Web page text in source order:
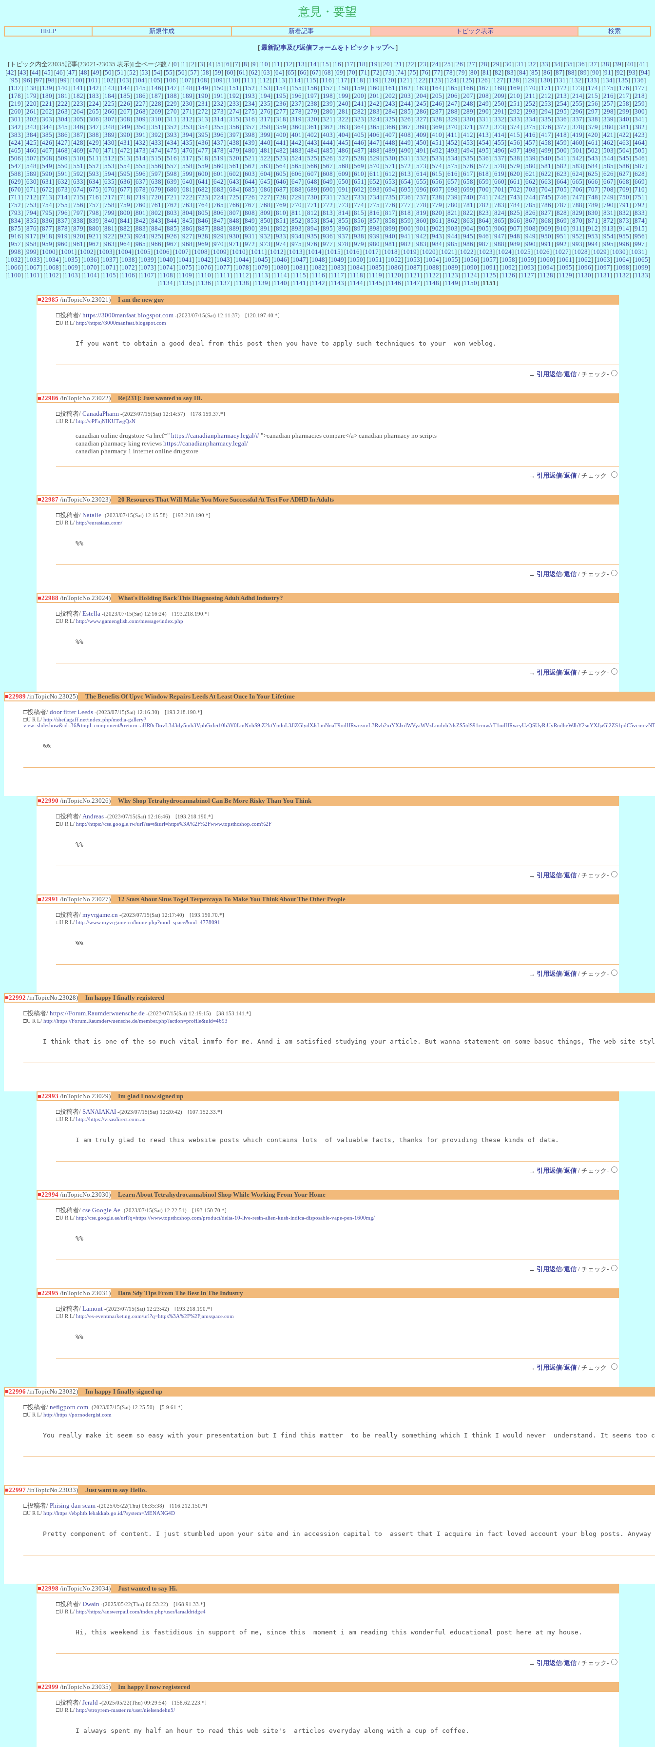
意見・要望
HELP 新規作成 新着記事 トピック表示 検索
[最新記事及び返信フォームをトピックトップへ]
[トピック内全23035記事(23021-23035 表示)] 全ページ数 / [0] [1 ] [2] [3] [4] [5] [6] [7] [8] [9] [10] [11 ] [12] [13] [14] [15] [16] [17] [18] [19] [20] [21 ] [22] [23] [24] [25] [26] [27] [28] [29] [30] [31 ] [32] [33] [34] [35] [36] [37] [38] [39] [40] [41 ]
[42] [43] [44] [45] [46] [47] [48] [49] [50] [51 ] [52] [53] [54] [55] [56] [57] [58] [59] [60] [61 ] [62] [63] [64] [65] [66] [67] [68] [69] [70] [71 ] [72] [73] [74] [75] [76] [77] [78] [79] [80] [81 ] [82] [83] [84] [85] [86] [87] [88] [89] [90] [91 ] [92] [93] [94]
[95] [96] [97] [98] [99] [100] [101 ] [102] [103] [104] [105] [106] [107] [108] [109] [110] [111 ] [112] [113] [114] [115] [116] [117] [118] [119] [120] [121 ] [122] [123] [124] [125] [126] [127] [128] [129] [130] [131 ] [132] [133] [134] [135] [136]
[137] [138] [139] [140] [141 ] [142] [143] [144] [145] [146] [147] [148] [149] [150] [151 ] [152] [153] [154] [155] [156] [157] [158] [159] [160] [161 ] [162] [163] [164] [165] [166] [167] [168] [169] [170] [171 ] [172] [173] [174] [175] [176] [177]
[178] [179] [180] [181 ] [182] [183] [184] [185] [186] [187] [188] [189] [190] [191 ] [192] [193] [194] [195] [196] [197] [198] [199] [200] [201 ] [202] [203] [204] [205] [206] [207] [208] [209] [210] [211 ] [212] [213] [214] [215] [216] [217] [218]
[219] [220] [221 ] [222] [223] [224] [225] [226] [227] [228] [229] [230] [231 ] [232] [233] [234] [235] [236] [237] [238] [239] [240] [241 ] [242] [243] [244] [245] [246] [247] [248] [249] [250] [251 ] [252] [253] [254] [255] [256] [257] [258] [259]
[260] [261 ] [262] [263] [264] [265] [266] [267] [268] [269] [270] [271 ] [272] [273] [274] [275] [276] [277] [278] [279] [280] [281 ] [282] [283] [284] [285] [286] [287] [288] [289] [290] [291 ] [292] [293] [294] [295] [296] [297] [298] [299] [300]
[301 ] [302] [303] [304] [305] [306] [307] [308] [309] [310] [311 ] [312] [313] [314] [315] [316] [317] [318] [319] [320] [321 ] [322] [323] [324] [325] [326] [327] [328] [329] [330] [331 ] [332] [333] [334] [335] [336] [337] [338] [339] [340] [341 ]
[342] [343] [344] [345] [346] [347] [348] [349] [350] [351 ] [352] [353] [354] [355] [356] [357] [358] [359] [360] [361 ] [362] [363] [364] [365] [366] [367] [368] [369] [370] [371 ] [372] [373] [374] [375] [376] [377] [378] [379] [380] [381 ] [382]
[383] [384] [385] [386] [387] [388] [389] [390] [391 ] [392] [393] [394] [395] [396] [397] [398] [399] [400] [401 ] [402] [403] [404] [405] [406] [407] [408] [409] [410] [411 ] [412] [413] [414] [415] [416] [417] [418] [419] [420] [421 ] [422] [423]
[424] [425] [426] [427] [428] [429] [430] [431 ] [432] [433] [434] [435] [436] [437] [438] [439] [440] [441 ] [442] [443] [444] [445] [446] [447] [448] [449] [450] [451 ] [452] [453] [454] [455] [456] [457] [458] [459] [460] [461 ] [462] [463] [464]
[465] [466] [467] [468] [469] [470] [471 ] [472] [473] [474] [475] [476] [477] [478] [479] [480] [481 ] [482] [483] [484] [485] [486] [487] [488] [489] [490] [491 ] [492] [493] [494] [495] [496] [497] [498] [499] [500] [501 ] [502] [503] [504] [505]
[506] [507] [508] [509] [510] [511 ] [512] [513] [514] [515] [516] [517] [518] [519] [520] [521 ] [522] [523] [524] [525] [526] [527] [528] [529] [530] [531 ] [532] [533] [534] [535] [536] [537] [538] [539] [540] [541 ] [542] [543] [544] [545] [546]
[547] [548] [549] [550] [551 ] [552] [553] [554] [555] [556] [557] [558] [559] [560] [561 ] [562] [563] [564] [565] [566] [567] [568] [569] [570] [571 ] [572] [573] [574] [575] [576] [577] [578] [579] [580] [581 ] [582] [583] [584] [585] [586] [587]
[588] [589] [590] [591 ] [592] [593] [594] [595] [596] [597] [598] [599] [600] [601 ] [602] [603] [604] [605] [606] [607] [608] [609] [610] [611 ] [612] [613] [614] [615] [616] [617] [618] [619] [620] [621 ] [622] [623] [624] [625] [626] [627] [628]
[629] [630] [631 ] [632] [633] [634] [635] [636] [637] [638] [639] [640] [641 ] [642] [643] [644] [645] [646] [647] [648] [649] [650] [651 ] [652] [653] [654] [655] [656] [657] [658] [659] [660] [661 ] [662] [663] [664] [665] [666] [667] [668] [669]
[670] [671 ] [672] [673] [674] [675] [676] [677] [678] [679] [680] [681 ] [682] [683] [684] [685] [686] [687] [688] [689] [690] [691 ] [692] [693] [694] [695] [696] [697] [698] [699] [700] [701 ] [702] [703] [704] [705] [706] [707] [708] [709] [710]
[711 ] [712] [713] [714] [715] [716] [717] [718] [719] [720] [721 ] [722] [723] [724] [725] [726] [727] [728] [729] [730] [731 ] [732] [733] [734] [735] [736] [737] [738] [739] [740] [741 ] [742] [743] [744] [745] [746] [747] [748] [749] [750] [751 ]
[752] [753] [754] [755] [756] [757] [758] [759] [760] [761 ] [762] [763] [764] [765] [766] [767] [768] [769] [770] [771 ] [772] [773] [774] [775] [776] [777] [778] [779] [780] [781 ] [782] [783] [784] [785] [786] [787] [788] [789] [790] [791 ] [792]
[793] [794] [795] [796] [797] [798] [799] [800] [801 ] [802] [803] [804] [805] [806] [807] [808] [809] [810] [811 ] [812] [813] [814] [815] [816] [817] [818] [819] [820] [821 ] [822] [823] [824] [825] [826] [827] [828] [829] [830] [831 ] [832] [833]
[834] [835] [836] [837] [838] [839] [840] [841 ] [842] [843] [844] [845] [846] [847] [848] [849] [850] [851 ] [852] [853] [854] [855] [856] [857] [858] [859] [860] [861 ] [862] [863] [864] [865] [866] [867] [868] [869] [870] [871 ] [872] [873] [874]
[875] [876] [877] [878] [879] [880] [881 ] [882] [883] [884] [885] [886] [887] [888] [889] [890] [891 ] [892] [893] [894] [895] [896] [897] [898] [899] [900] [901 ] [902] [903] [904] [905] [906] [907] [908] [909] [910] [911 ] [912] [913] [914] [915]
[916] [917] [918] [919] [920] [921 ] [922] [923] [924] [925] [926] [927] [928] [929] [930] [931 ] [932] [933] [934] [935] [936] [937] [938] [939] [940] [941 ] [942] [943] [944] [945] [946] [947] [948] [949] [950] [951 ] [952] [953] [954] [955] [956]
[957] [958] [959] [960] [961 ] [962] [963] [964] [965] [966] [967] [968] [969] [970] [971 ] [972] [973] [974] [975] [976] [977] [978] [979] [980] [981 ] [982] [983] [984] [985] [986] [987] [988] [989] [990] [991 ] [992] [993] [994] [995] [996] [997]
[998] [999] [1000] [1001 ] [1002] [1003] [1004] [1005] [1006] [1007] [1008] [1009] [1010] [1011 ] [1012] [1013] [1014] [1015] [1016] [1017] [1018] [1019] [1020] [1021 ] [1022] [1023] [1024] [1025] [1026] [1027] [1028] [1029] [1030] [1031 ]
[1032] [1033] [1034] [1035] [1036] [1037] [1038] [1039] [1040] [1041 ] [1042] [1043] [1044] [1045] [1046] [1047] [1048] [1049] [1050] [1051 ] [1052] [1053] [1054] [1055] [1056] [1057] [1058] [1059] [1060] [1061 ] [1062] [1063] [1064] [1065]
[1066] [1067] [1068] [1069] [1070] [1071 ] [1072] [1073] [1074] [1075] [1076] [1077] [1078] [1079] [1080] [1081 ] [1082] [1083] [1084] [1085] [1086] [1087] [1088] [1089] [1090] [1091 ] [1092] [1093] [1094] [1095] [1096] [1097] [1098] [1099]
[1100] [1101 ] [1102] [1103] [1104] [1105] [1106] [1107] [1108] [1109] [1110] [1111 ] [1112] [1113] [1114] [1115] [1116] [1117] [1118] [1119] [1120] [1121 ] [1122] [1123] [1124] [1125] [1126] [1127] [1128] [1129] [1130] [1131 ] [1132] [1133]
[1134] [1135] [1136] [1137] [1138] [1139] [1140] [1141 ] [1142] [1143] [1144] [1145] [1146] [1147] [1148] [1149] [1150] [1151]
■22985 /inTopicNo.23021) I am the new guy
□投稿者/ https://3000manfaat.blogspot.com -(2023/07/15(Sat) 12:11:37) [120.197.40.*]
□U R L/ http://https://3000manfaat.blogspot.com
If you want to obtain a good deal from this post then you have to apply such techniques to your  won weblog.
→ 引用返信/返信/ チェック-
■22986 /inTopicNo.23022) Re[231]: Just wanted to say Hi.
□投稿者/ CanadaPharm -(2023/07/15(Sat) 12:14:57) [178.159.37.*]
□U R L/ http://cPFnjNIKUTwgQzN
canadian online drugstore <a href=" https://canadianpharmacy.legal/#">canadian pharmacies compare</a> canadian pharmacy no scripts
canadian pharmacy king reviews https://canadianpharmacy.legal/
canadian pharmacy 1 internet online drugstore
→ 引用返信/返信/ チェック-
■22987/inTopicNo.23023) 20 Resources That Will Make You More Successful At Test For ADHD In Adults
□投稿者/ Natalie -(2023/07/15(Sat) 12:15:58) [193.218.190.*]
□U R L/ http://eurasiaaz.com/
%%
→ 引用返信/返信/ チェック-
■22988 /inTopicNo.23024) What's Holding Back This Diagnosing Adult Adhd Industry?
□投稿者/ Estella -(2023/07/15(Sat) 12:16:24) [193.218.190.*]
□U R L/ http://www.gamenglish.com/message/index.php
%%
→ 引用返信/返信/ チェック-
■22989 /inTopicNo.23025) The Benefits Of Upvc Window Repairs Leeds At Least Once In Your Lifetime
□投稿者/ door fitter Leeds -(2023/07/15(Sat) 12:16:30) [193.218.190.*]
□U R L/ http://sheilagaff.net/index.php/media-gallery?
view=slideshow&id=36&tmpl=component&return=aHR0cDovL3d3dy5mb3VpbGxlei10b3V0LmNvbS9jZ2ktYmluL3JlZGlydXJsLmNnaT9odHRwczovL3Rvb2xiYXJxdWVyaWVzLmdvb2dsZS5tdS91cmw/
%%
■22990 /inTopicNo.23026) Why Shop Tetrahydrocannabinol Can Be More Risky Than You Think
□投稿者/ Andreas -(2023/07/15(Sat) 12:16:46) [193.218.190.*]
□U R L/ http://https://cse.google.rw/url?sa=t&url=https%3A%2F%2Fwww.topsthcshop.com%2F
%%
→ 引用返信/返信/ チェック-
■22991 /inTopicNo.23027) 12 Stats About Situs Togel Terpercaya To Make You Think About The Other People
□投稿者/ myvrgame.cn -(2023/07/15(Sat) 12:17:40) [193.150.70.*]
□U R L/ http://www.myvrgame.cn/home.php?mod=space&uid=4778091
%%
→ 引用返信/返信/ チェック-
■22992 /inTopicNo.23028) Im happy I finally registered
□投稿者/ https://Forum.Raumderwuensche.de -(2023/07/15(Sat) 12:19:15) [38.153.141.*]
□U R L/ http://https://Forum.Raumderwuensche.de/member.php?action=profile&uid=4693
I think that is one of the so much vital inmfo for me. Annd i am satisfied studying your article. But wanna statement on some basuc things, The web
■22993 /inTopicNo.23029) Im glad I now signed up
□投稿者/ SANAIAKAI -(2023/07/15(Sat) 12:20:42) [107.152.33.*]
□U R L/ http://https://visasdirect.com.au
I am truly glad to read this website posts which contains lots  of valuable facts, thanks for providing these kinds of data.
→ 引用返信/返信/ チェック-
■22994/inTopicNo.23030) Learn About Tetrahydrocannabinol Shop While Working From Your Home
□投稿者/ cse.Google.Ae -(2023/07/15(Sat) 12:22:51) [193.150.70.*]
□U R L/ http://cse.google.ae/url?q=https://www.topsthcshop.com/product/delta-10-live-resin-alien-kush-indica-disposable-vape-pen-1600mg/
%%
→ 引用返信/返信/ チェック-
■22995 /inTopicNo.23031) Data Sdy Tips From The Best In The Industry
□投稿者/ Lamont -(2023/07/15(Sat) 12:23:42) [193.218.190.*]
□U R L/ http://es-eventmarketing.com/url?q=https%3A%2F%2Fjamsspace.com
%%
→ 引用返信/返信/ チェック-
■22996 /inTopicNo.23032) Im happy I finally signed up
□投稿者/ nefigporn.com -(2023/07/15(Sat) 12:25:50) [5.9.61.*]
□U R L/ http://https://pornodergisi.com
You really make it seem so easy with your presentation but I find this matter  to be really something which I think I would never  understand. It seems
■22997 /inTopicNo.23033) Just want to say Hello.
□投稿者/ Phising dan scam -(2025/05/22(Thu) 06:35:38) [116.212.150.*]
□U R L/ http://https://ebphtb.lebakkab.go.id/?system=MENANG4D
Pretty component of content. I just stumbled upon your site and in accession capital to  assert that I acquire in fact loved account your blog posts.
■22998 /inTopicNo.23034) Just wanted to say Hi.
□投稿者/ Dwain -(2025/05/22(Thu) 06:53:22) [168.91.33.*]
□U R L/ http://https://answerpail.com/index.php/user/laraaldridge4
Hi, this weekend is fastidious in support of me, since this  moment i am reading this wonderful educational post here at my house.
→ 引用返信/返信/ チェック-
■22999 /inTopicNo.23035) Im happy I now registered
□投稿者/ Jerald -(2025/05/22(Thu) 09:29:54) [158.62.223.*]
□U R L/ http://stroyrem-master.ru/user/nielsendehn5/
I always spent my half an hour to read this web site's  articles everyday along with a cup of coffee.